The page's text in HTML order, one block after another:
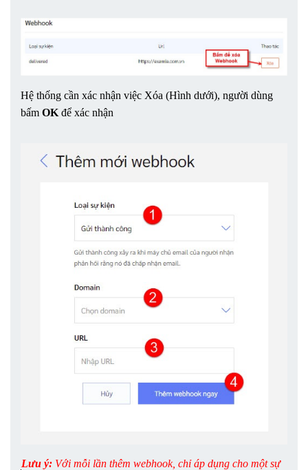
Hệ thống cần xác nhận việc Xóa (Hình dưới), người dùng
bấm OK để xác nhận
Lưu ý: Với mỗi lần thêm webhook, chỉ áp dụng cho một sự